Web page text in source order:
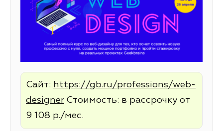
Сайт: https://gb.ru/professions/web-
designer Стоимость: в рассрочку от
9 108 р./мес.